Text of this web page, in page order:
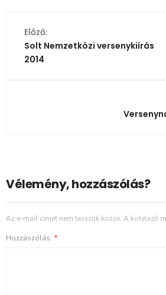
Előző:
Solt Nemzetközi versenykiírás
2014
Vélemény, hozzászólás?
Az e-mail címet nem tesszük közzé. A kötelező
Hozzászólás *